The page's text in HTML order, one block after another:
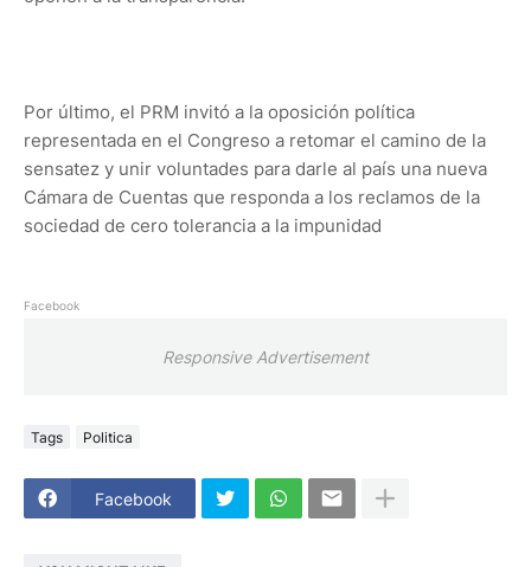
Por último, el PRM invitó a la oposición política
representada en el Congreso a retomar el camino de la
sensatez y unir voluntades para darle al país una nueva
Cámara de Cuentas que responda a los reclamos de la
sociedad de cero tolerancia a la impunidad
Facebook
Responsive Advertisement
Tags Politica
Facebook